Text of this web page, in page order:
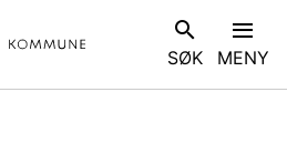
SØK
V
I
MENY